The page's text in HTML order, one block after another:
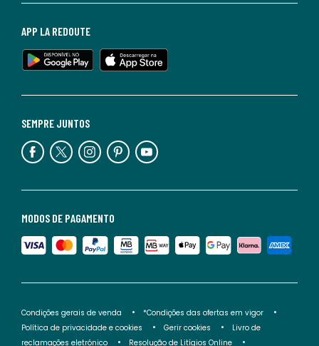
MODOS DE PAGAMENTO
SEMPRE JUNTOS
APP LA REDOUTE
Condições gerais de venda
*Condições das ofertas em vigor
Política de privacidade e cookies
Gerir cookies
Livro de
reclamações eletrónico
Resolução de Litígios Online